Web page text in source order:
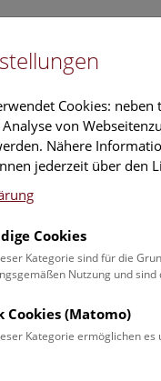
Forschung
Schulprogrammen
Cookies:
von
Nähere
jederzeit über den
Cookies
Kategorie sind für die
Nutzung und
Cookies (Matomo)
Kategorie ermöglichen